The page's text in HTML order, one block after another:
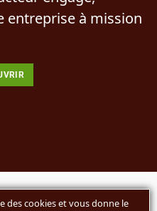
entreprise à mission
des cookies et vous donne le